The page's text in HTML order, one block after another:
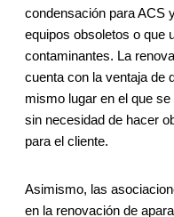
condensación para ACS
equipos obsoletos o que
contaminantes. La
cuenta con la ventaja de
mismo lugar en el que
sin necesidad de hacer
para el cliente.
Asimismo, las
en la renovación de